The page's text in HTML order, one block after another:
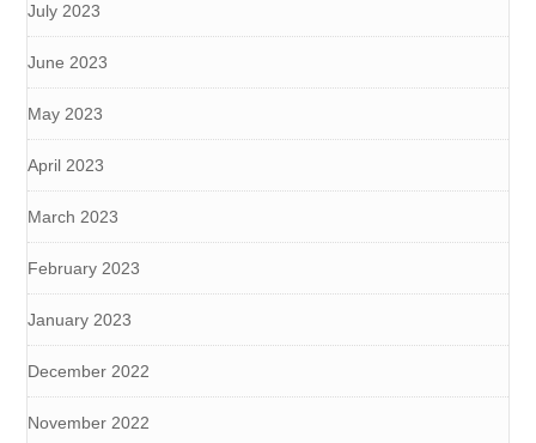
July 2023
June 2023
May 2023
April 2023
March 2023
February 2023
January 2023
December 2022
November 2022